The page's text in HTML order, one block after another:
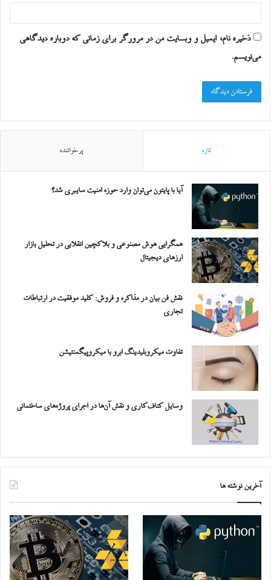
ذخیره نام، ایمیل و وبسایت من در مرورگر برای زمانی که دوباره دیدگاهی
می‌نویسم.
تازه پرخواننده
آیا با پایتون می‌توان وارد حوزه امنیت سایبری شد؟
همگرایی هوش مصنوعی و بلاکچین انقلابی در تحلیل بازار
ارزهای دیجیتال
نقش فن بیان در مذاکره و فروش: کلید موفقیت در ارتباطات
تجاری
تفاوت میکروبلیدینگ ابرو با میکروپیگمنتیشن
وسایل کناف‌کاری و نقش آن‌ها در اجرای پروژه‌های ساختمانی
آخرین نوشته ها